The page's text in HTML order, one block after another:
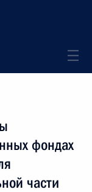
фондах
части